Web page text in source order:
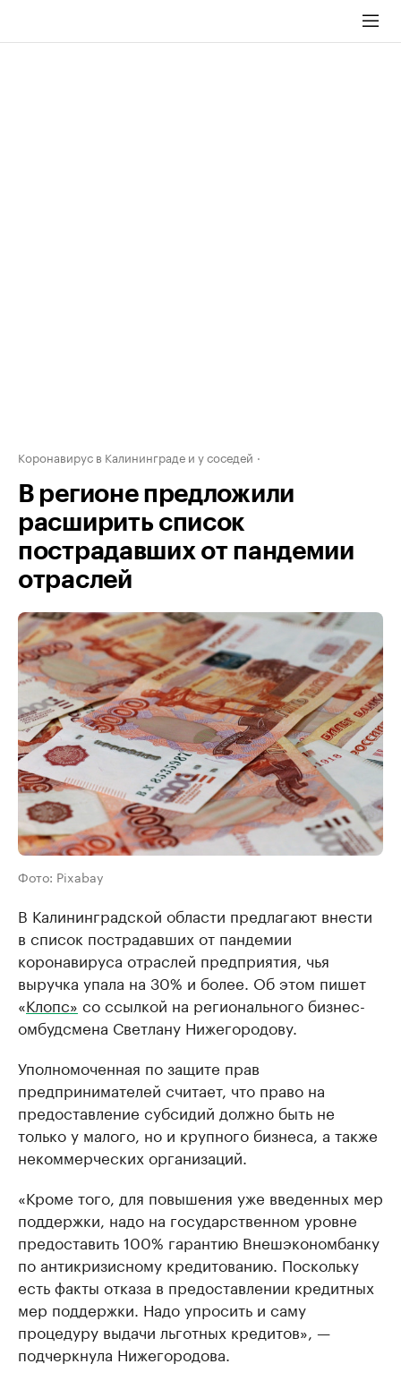
Коронавирус в Калининграде и у соседей
В регионе предложили
расширить список
пострадавших от пандемии
отраслей
Фото: Pixabay
В Калининградской области предлагают внести
в список пострадавших от пандемии
коронавируса отраслей предприятия, чья
выручка упала на 30% и более. Об этом пишет
«Клопс» со ссылкой на регионального бизнес-
омбудсмена Светлану Нижегородову.
Уполномоченная по защите прав
предпринимателей считает, что право на
предоставление субсидий должно быть не
только у малого, но и крупного бизнеса, а также
некоммерческих организаций.
«Кроме того, для повышения уже введенных мер
поддержки, надо на государственном уровне
предоставить 100% гарантию Внешэкономбанку
по антикризисному кредитованию. Поскольку
есть факты отказа в предоставлении кредитных
мер поддержки. Надо упросить и саму
процедуру выдачи льготных кредитов», —
подчеркнула Нижегородова.